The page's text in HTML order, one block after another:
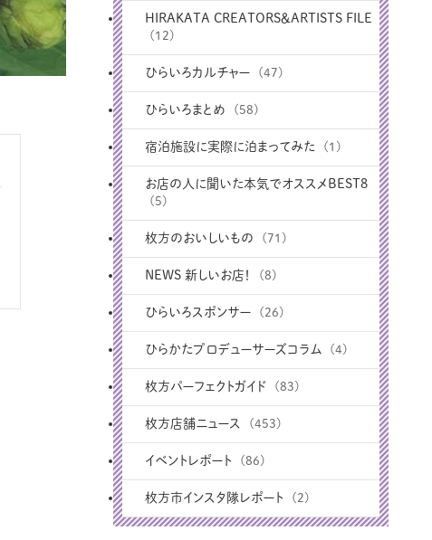
HIRAKATA CREATORS＆ARTISTS FILE
(12)
ひらいろカルチャー (47)
ひらいろまとめ (58)
宿泊施設に実際に泊まってみた (1)
お店の人に聞いた本気でオススメBEST8
(5)
枚方のおいしいもの (71)
NEWS 新しいお店！ (8)
ひらいろスポンサー (26)
ひらかたプロデューサーズコラム (4)
枚方パーフェクトガイド (83)
枚方店舗ニュース (453)
イベントレポート (86)
枚方市インスタ隊レポート (2)